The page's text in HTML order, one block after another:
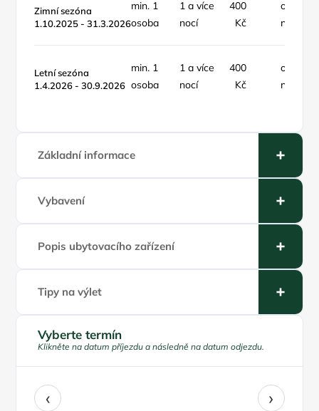
Zimní sezóna
1.10.2025 - 31.3.2026
min. 1
osoba
1 a více
nocí
400
Kč
osoba /
noc
Letní sezóna
1.4.2026 - 30.9.2026
min. 1
osoba
1 a více
nocí
400
Kč
osoba /
noc
Základní informace
Vybavení
Popis ubytovacího zařízení
Tipy na výlet
Vyberte termín
Klikněte na datum příjezdu a následně na datum odjezdu.
‹ ›